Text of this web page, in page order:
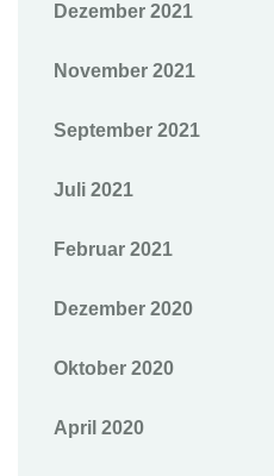
Dezember 2021
November 2021
September 2021
Juli 2021
Februar 2021
Dezember 2020
Oktober 2020
April 2020